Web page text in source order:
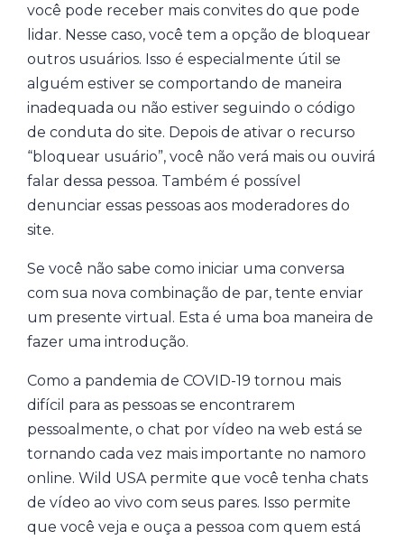
você pode receber mais convites do que pode
lidar. Nesse caso, você tem a opção de bloquear
outros usuários. Isso é especialmente útil se
alguém estiver se comportando de maneira
inadequada ou não estiver seguindo o código
de conduta do site. Depois de ativar o recurso
“bloquear usuário”, você não verá mais ou ouvirá
falar dessa pessoa. Também é possível
denunciar essas pessoas aos moderadores do
site.
Se você não sabe como iniciar uma conversa
com sua nova combinação de par, tente enviar
um presente virtual. Esta é uma boa maneira de
fazer uma introdução.
Como a pandemia de COVID-19 tornou mais
difícil para as pessoas se encontrarem
pessoalmente, o chat por vídeo na web está se
tornando cada vez mais importante no namoro
online. Wild USA permite que você tenha chats
de vídeo ao vivo com seus pares. Isso permite
que você veja e ouça a pessoa com quem está